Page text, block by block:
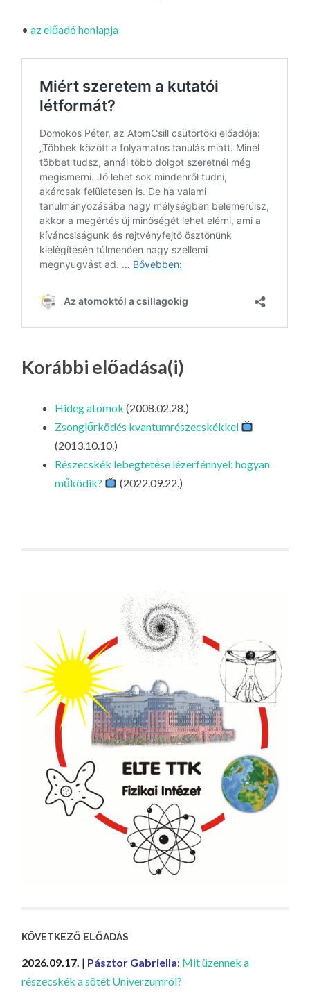
•az előadó honlapja
Korábbi előadása(i)
Hideg atomok (2008.02.28.)
Zsonglőrködés kvantumrészecskékkel
(2013.10.10.)
Részecskék lebegtetése lézerfénnyel: hogyan
működik?
(2022.09.22.)
KÖVETKEZŐ ELŐADÁS
2026.09.17. | Pásztor Gabriella: Mit üzennek a
részecskék a sötét Univerzumról?